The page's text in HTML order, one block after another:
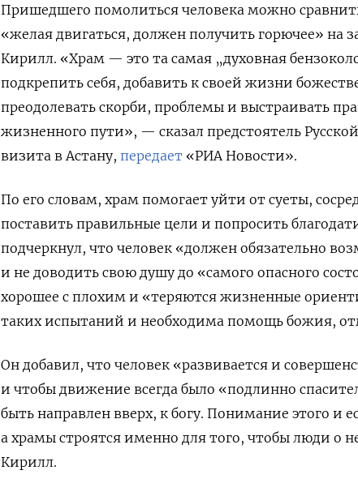
Пришедшего помолиться человека можно
«желая двигаться, должен получить горючее» на
Кирилл. «Храм — это та самая „духовная
подкрепить себя, добавить к своей жизни
преодолевать скорби, проблемы и выстраивать
жизненного пути», — сказал предстоятель
визита в Астану, передает «РИА Новости».
По его словам, храм помогает уйти от суеты,
поставить правильные цели и попросить
подчеркнул, что человек «должен обязательно
и не доводить свою душу до «самого опасного
хорошее с плохим и «теряются жизненные
таких испытаний и необходима помощь божия,
Он добавил, что человек «развивается и
и чтобы движение всегда было «подлинно
быть направлен вверх, к богу. Понимание этого и
а храмы строятся именно для того, чтобы люди о
Кирилл.